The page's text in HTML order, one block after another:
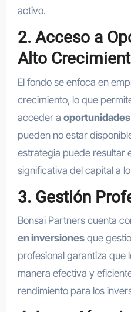
activo.
2. Acceso a
Alto
El fondo se enfoca en
crecimiento, lo que
acceder a
pueden no estar
estrategia puede resultar
significativa del capital a
3. Gestión
Bonsai Partners cuenta
en inversionesque
profesional garantiza que
manera efectiva y
rendimiento para los